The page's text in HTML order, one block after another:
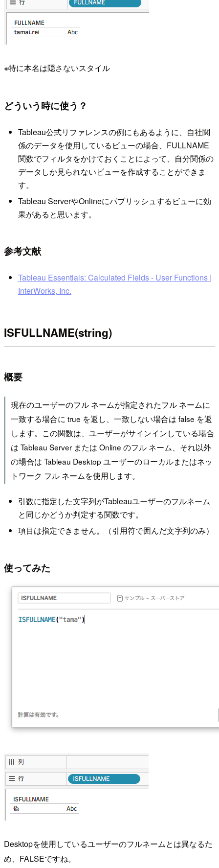
※特に本名は隠さないスタイル
どういう時に使う？
Tableau公式リファレンスの例にもあるように、自社関
係のデータを使用しているビューの場合、FULLNAME
関数でフィルタをかけておくことによって、自分関係の
データしか見られないビューを作成することができま
す。
Tableau ServerやOnlineにパブリッシュするビューに効
果があると思います。
参考文献
Tableau Essentials: Calculated Fields - User Functions |
InterWorks, Inc.
ISFULLNAME(string)
概要
現在のユーザーのフル ネームが指定されたフル ネームに
一致する場合に true を返し、一致しない場合は false を返
します。この関数は、ユーザーがサインインしている場合
は Tableau Server または Online のフル ネーム、それ以外
の場合は Tableau Desktop ユーザーのローカルまたはネッ
トワーク フル ネームを使用します。
引数に指定した文字列がTableauユーザーのフルネーム
と同じかどうか判定する関数です。
項目は指定できません。（引用符で囲んだ文字列のみ）
使ってみた
Desktopを使用しているユーザーのフルネームとは異なるた
め、FALSEですね。